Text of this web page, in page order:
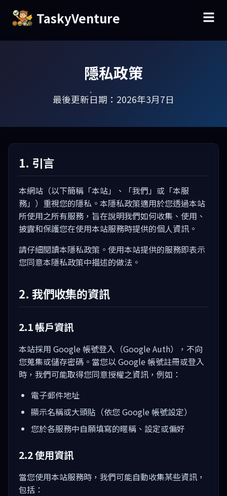
TaskyVenture
隱私政策
最後更新日期：2026年3月7日
1. 引言
本網站（以下簡稱「本站」、「我們」或「本服
務」）重視您的隱私。本隱私政策適用於您透過本站
所使用之所有服務，旨在說明我們如何收集、使用、
披露和保護您在使用本站服務時提供的個人資訊。
請仔細閱讀本隱私政策。使用本站提供的服務即表示
您同意本隱私政策中描述的做法。
2. 我們收集的資訊
2.1 帳戶資訊
本站採用 Google 帳號登入（Google Auth），不向
您蒐集或儲存密碼。當您以 Google 帳號註冊或登入
時，我們可能取得您同意授權之資訊，例如：
電子郵件地址
顯示名稱或大頭貼（依您 Google 帳號設定）
您於各服務中自願填寫的暱稱、設定或偏好
2.2 使用資訊
當您使用本站服務時，我們可能自動收集某些資訊，
包括：